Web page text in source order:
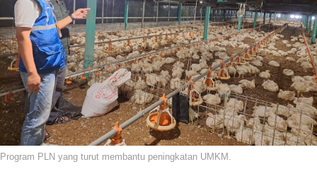
Program PLN yang turut membantu peningkatan UMKM.